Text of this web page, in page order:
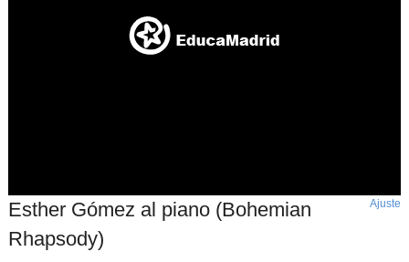
Esther Gómez al piano (Bohemian
Rhapsody)
Ajuste